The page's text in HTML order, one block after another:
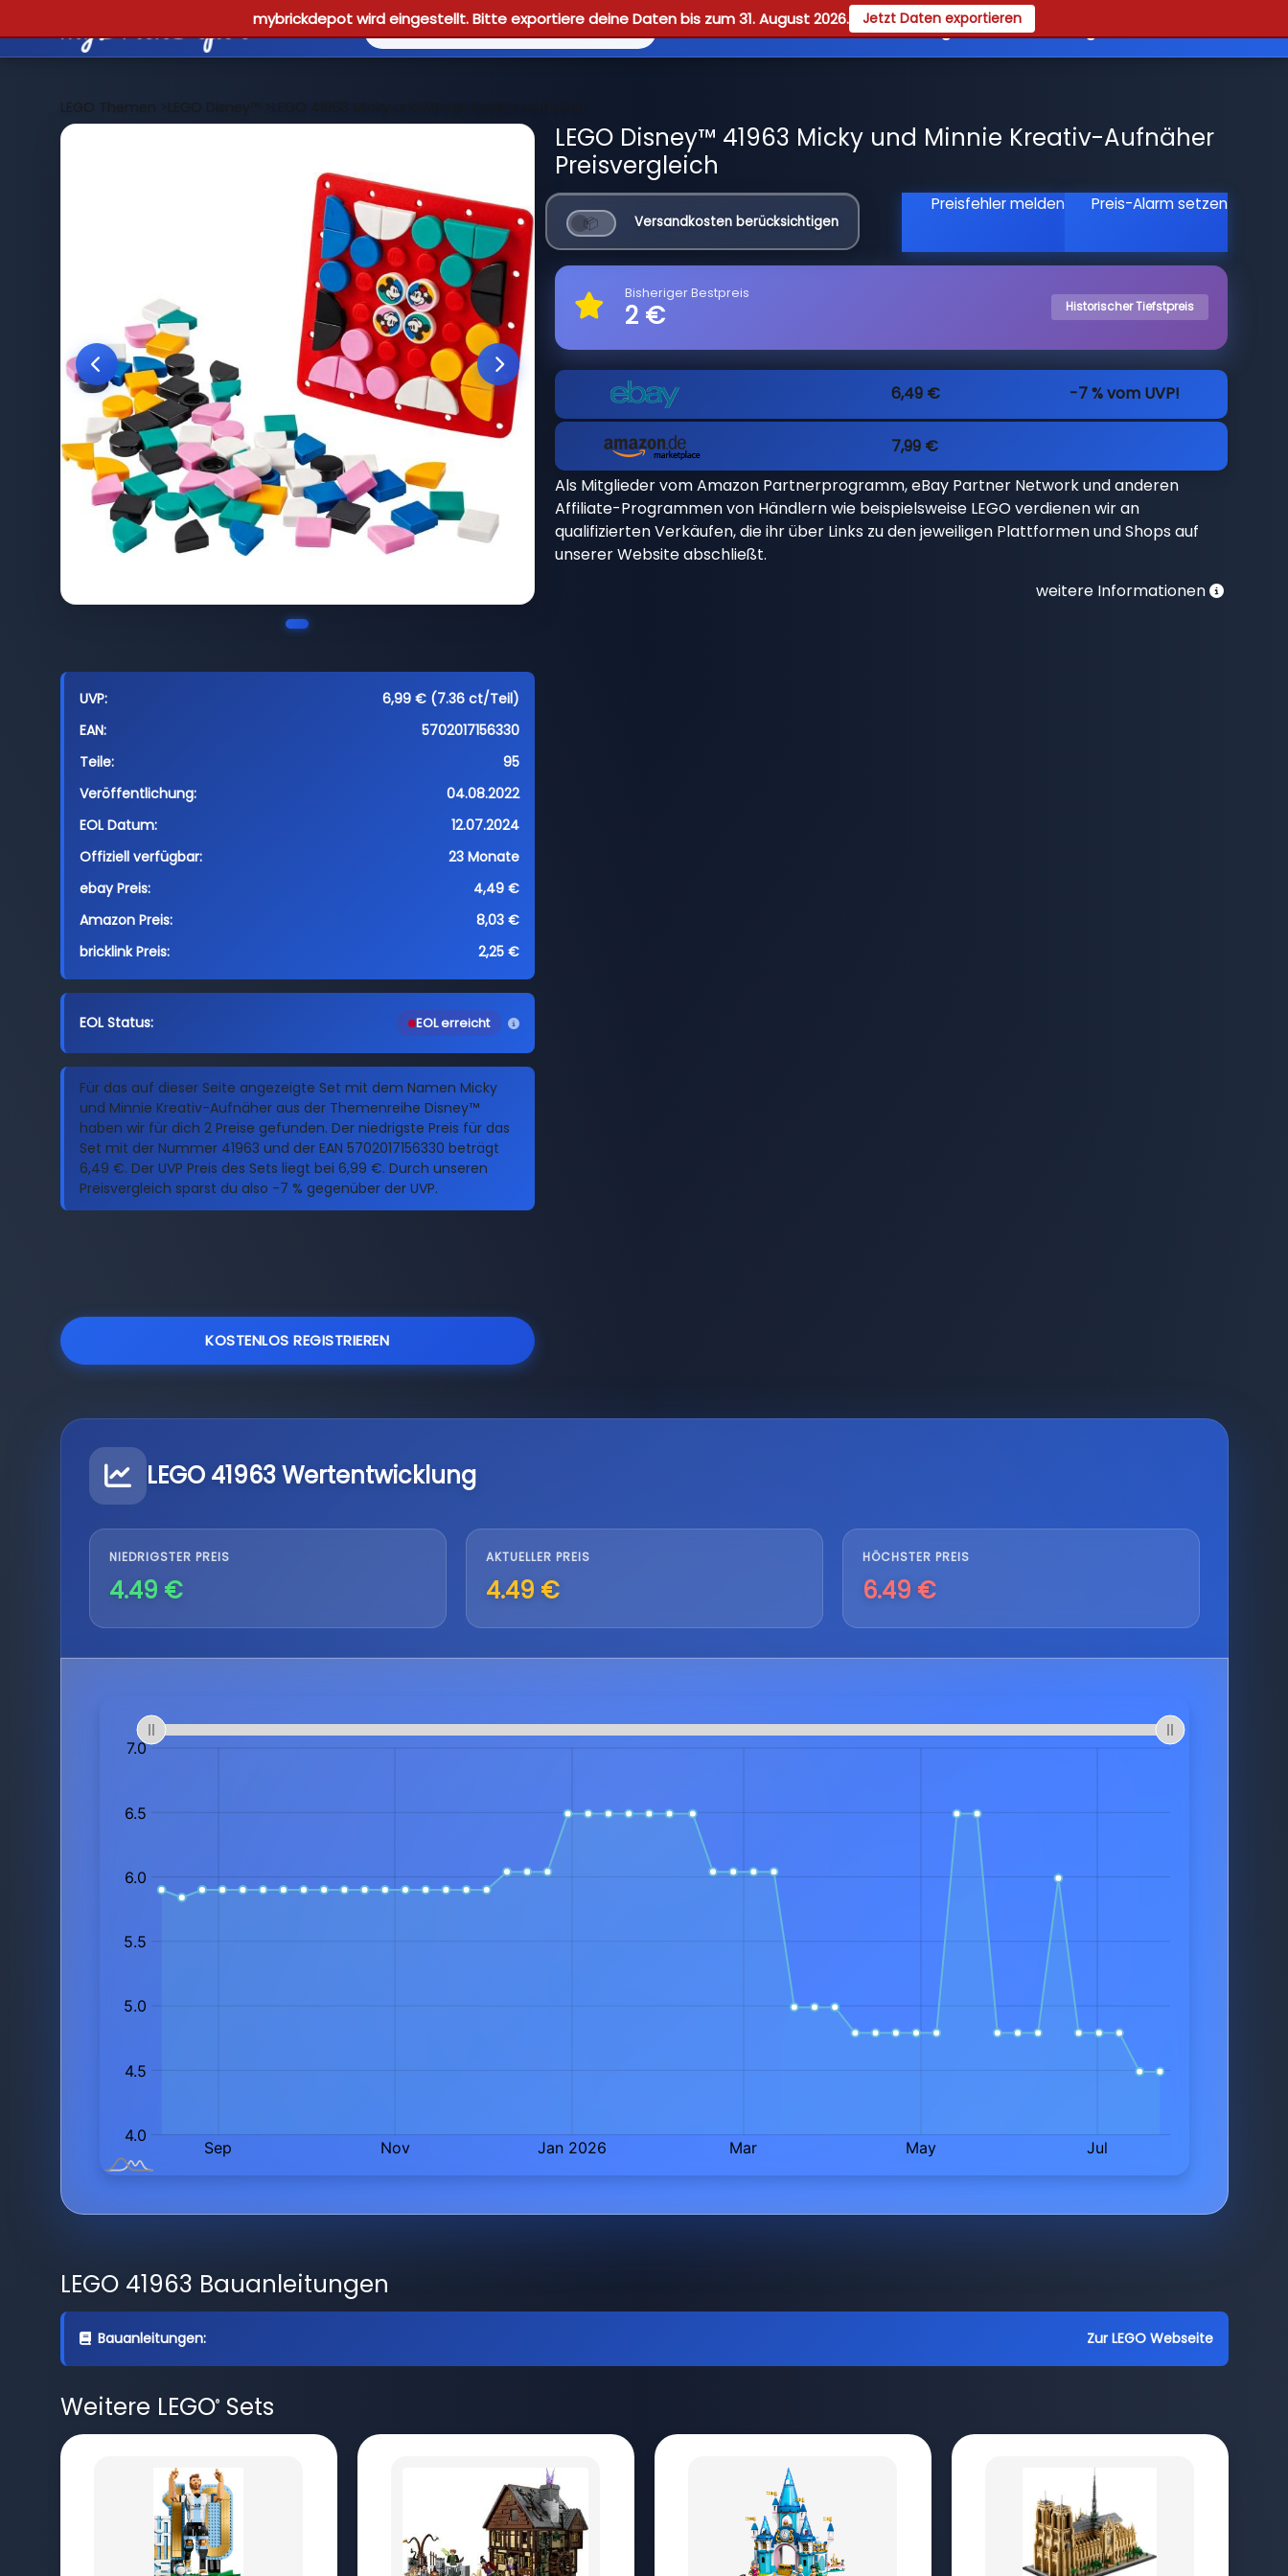
mybrickdepot wird eingestellt. Bitte exportiere deine Daten bis zum 31. August 2026. Jetzt Daten exportieren
Reviews Guides Registrieren
LEGO Themen >LEGO Disney™>LEGO 41963 Micky und Minnie Kreativ-Aufnäher
UVP:
6,99 € (7.36 ct/Teil)
EAN:
5702017156330
Teile:
95
Veröffentlichung:
04.08.2022
EOL Datum:
12.07.2024
Offiziell verfügbar:
23 Monate
ebay Preis:
4,49 €
Amazon Preis:
8,03 €
bricklink Preis:
2,25 €
EOL Status: EOL erreicht
Für das auf dieser Seite angezeigte Set mit dem Namen Micky
und Minnie Kreativ-Aufnäher aus der Themenreihe Disney™
haben wir für dich 2 Preise gefunden. Der niedrigste Preis für das
Set mit der Nummer 41963 und der EAN 5702017156330 beträgt
6,49 €. Der UVP Preis des Sets liegt bei 6,99 €. Durch unseren
Preisvergleich sparst du also -7 % gegenüber der UVP.
KOSTENLOS REGISTRIEREN
LEGO Disney™ 41963 Micky und Minnie Kreativ-Aufnäher
Preisvergleich
Versandkosten berücksichtigen
Preisfehler melden Preis-Alarm setzen
Bisheriger Bestpreis
2 € Historischer Tiefstpreis
6,49 € -7 % vom UVP!
7,99 €
Als Mitglieder vom Amazon Partnerprogramm, eBay Partner Network und anderen
Affiliate-Programmen von Händlern wie beispielsweise LEGO verdienen wir an
qualifizierten Verkäufen, die ihr über Links zu den jeweiligen Plattformen und Shops auf
unserer Website abschließt.
weitere Informationen
LEGO 41963 Wertentwicklung
NIEDRIGSTER PREIS
4.49 €
AKTUELLER PREIS
4.49 €
HÖCHSTER PREIS
6.49 €
LEGO 41963 Bauanleitungen
Bauanleitungen: Zur LEGO Webseite
Weitere LEGO®Sets